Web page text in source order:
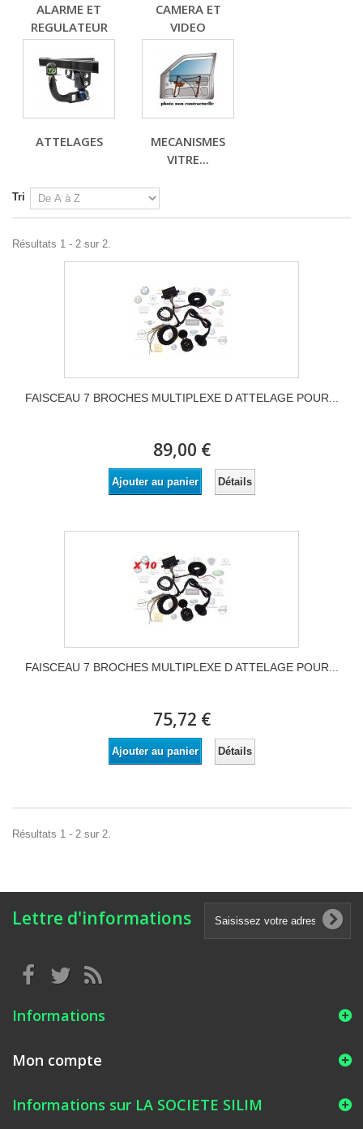
ALARME ET
REGULATEUR
CAMERA ET
VIDEO
ATTELAGES
MECANISMES
VITRE...
Tri
Résultats 1 - 2 sur 2.
FAISCEAU 7 BROCHES MULTIPLEXE D ATTELAGE POUR...
89,00 €
Ajouter au panier Détails
FAISCEAU 7 BROCHES MULTIPLEXE D ATTELAGE POUR...
75,72 €
Ajouter au panier Détails
Résultats 1 - 2 sur 2.
Lettre d'informations
Informations
Mon compte
Informations sur LA SOCIETE SILIM